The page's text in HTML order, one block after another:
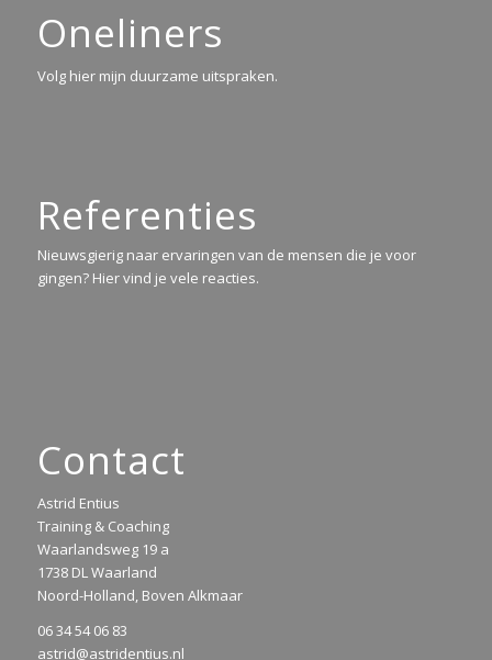
Oneliners
Volg hier mijn duurzame uitspraken.
Referenties
Nieuwsgierig naar ervaringen van de mensen die je voor
gingen? Hier vind je vele reacties.
Contact
Astrid Entius
Training & Coaching
Waarlandsweg 19 a
1738 DL Waarland
Noord-Holland, Boven Alkmaar
06 34 54 06 83
astrid@astridentius.nl